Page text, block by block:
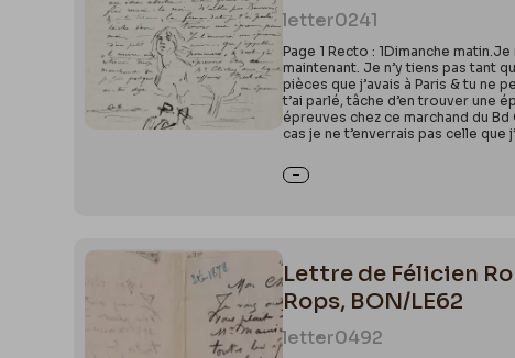
letter0241
Page 1 Recto : 1Dimanche
maintenant. Je n’y tiens pas tant
pièces que j’avais à Paris & tu ne
t’ai parlé, tâche d’en trouver une
épreuves chez ce marchand du
cas je ne t’enverrais pas celle
Lettre de Félicien
Rops, BON/LE62
letter0492